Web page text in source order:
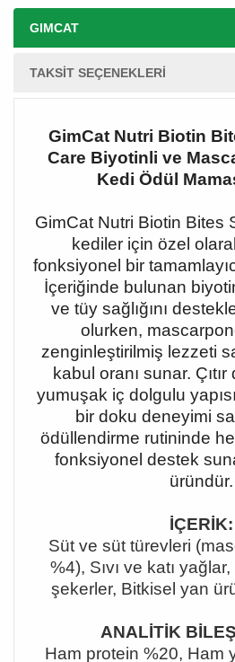
GIMCAT
TAKSIT SEÇENEKLERI
GimCat Nutri Biotin
Care Biyotinli ve
Kedi Ödül
GimCat Nutri Biotin Bites
kediler için özel
fonksiyonel bir
İçeriğinde bulunan
ve tüy sağlığını
olurken,
zenginleştirilmiş lezzeti
kabul oranı sunar.
yumuşak iç dolgulu
bir doku deneyimi
ödüllendirme rutininde
fonksiyonel destek
üründür.
İÇERİK:
Süt ve süt türevleri
%4), Sıvı ve katı
şekerler, Bitkisel yan
ANALİTİK
Ham protein %20, Ham